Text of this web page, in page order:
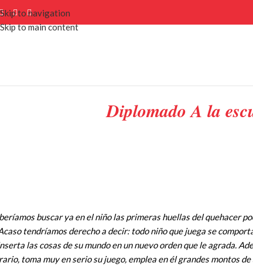
Skip to navigation
Skip to main content
Diplomado A la
buscar ya en el niño las primeras huellas del quehacer
tendrí­amos derecho a decir: todo niño que juega se
las cosas de su mundo en un nuevo orden que le agrada.
toma muy en serio su juego, emplea en él grandes montos